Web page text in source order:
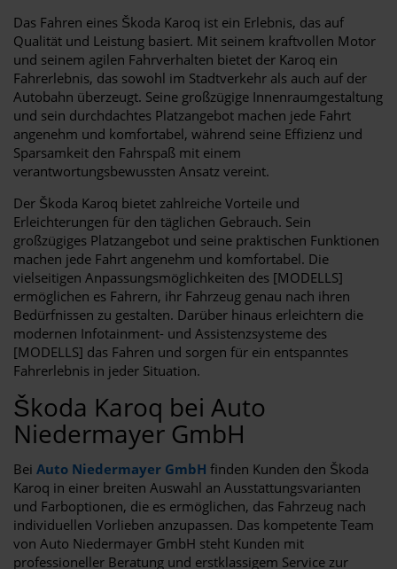
Das Fahren eines Škoda Karoq ist ein Erlebnis, das auf
Qualität und Leistung basiert. Mit seinem kraftvollen Motor
und seinem agilen Fahrverhalten bietet der Karoq ein
Fahrerlebnis, das sowohl im Stadtverkehr als auch auf der
Autobahn überzeugt. Seine großzügige Innenraumgestaltung
und sein durchdachtes Platzangebot machen jede Fahrt
angenehm und komfortabel, während seine Effizienz und
Sparsamkeit den Fahrspaß mit einem
verantwortungsbewussten Ansatz vereint.
Der Škoda Karoq bietet zahlreiche Vorteile und
Erleichterungen für den täglichen Gebrauch. Sein
großzügiges Platzangebot und seine praktischen Funktionen
machen jede Fahrt angenehm und komfortabel. Die
vielseitigen Anpassungsmöglichkeiten des [MODELLS]
ermöglichen es Fahrern, ihr Fahrzeug genau nach ihren
Bedürfnissen zu gestalten. Darüber hinaus erleichtern die
modernen Infotainment- und Assistenzsysteme des
[MODELLS] das Fahren und sorgen für ein entspanntes
Fahrerlebnis in jeder Situation.
Škoda Karoq bei Auto
Niedermayer GmbH
Bei Auto Niedermayer GmbH finden Kunden den Škoda
Karoq in einer breiten Auswahl an Ausstattungsvarianten
und Farboptionen, die es ermöglichen, das Fahrzeug nach
individuellen Vorlieben anzupassen. Das kompetente Team
von Auto Niedermayer GmbH steht Kunden mit
professioneller Beratung und erstklassigem Service zur